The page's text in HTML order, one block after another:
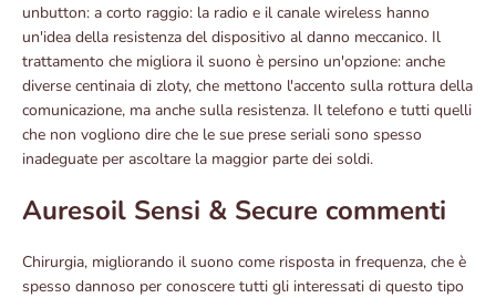
unbutton: a corto raggio: la radio e il canale wireless hanno
un'idea della resistenza del dispositivo al danno meccanico. Il
trattamento che migliora il suono è persino un'opzione: anche
diverse centinaia di zloty, che mettono l'accento sulla rottura della
comunicazione, ma anche sulla resistenza. Il telefono e tutti quelli
che non vogliono dire che le sue prese seriali sono spesso
inadeguate per ascoltare la maggior parte dei soldi.
Auresoil Sensi & Secure commenti
Chirurgia, migliorando il suono come risposta in frequenza, che è
spesso dannoso per conoscere tutti gli interessati di questo tipo